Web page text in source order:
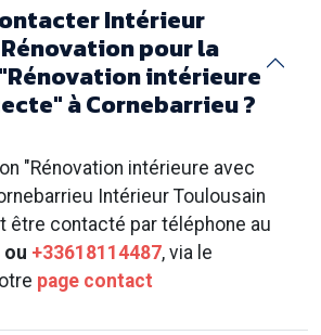
Intérieur
pour la
intérieure
à Cornebarrieu ?
"Rénovation intérieure avec
Intérieur Toulousain
être contacté par téléphone au
ou +33618114487, via le
page contact